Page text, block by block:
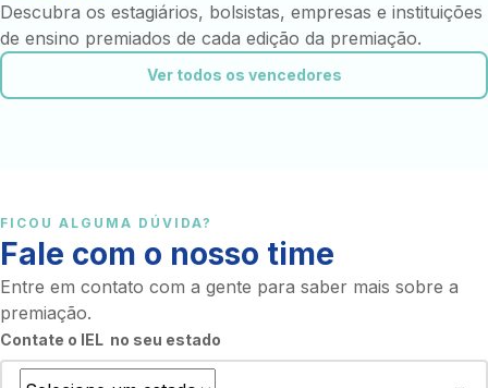
Descubra os estagiários, bolsistas, empresas e instituições
de ensino premiados de cada edição da premiação.
Ver todos os vencedores
FICOU ALGUMA DÚVIDA?
Fale com o nosso time
Entre em contato com a gente para saber mais sobre a
premiação.
Contate o IEL no seu estado